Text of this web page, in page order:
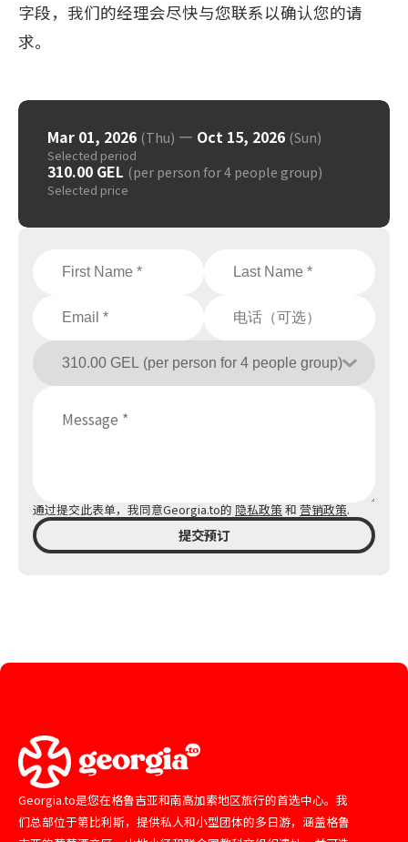
字段，我们的经理会尽快与您联系以确认您的请
求。
通过提交此表单，我同意Georgia.to的 隐私政策 和 营销政策.
提交预订
Mar 01, 2026 (Thu) — Oct 15, 2026 (Sun)
Selected period
310.00 GEL (per person for 4 people group)
Selected price
Georgia.to是您在格鲁吉亚和南高加索地区旅行的首选中心。我
们总部位于第比利斯，提供私人和小型团体的多日游，涵盖格鲁